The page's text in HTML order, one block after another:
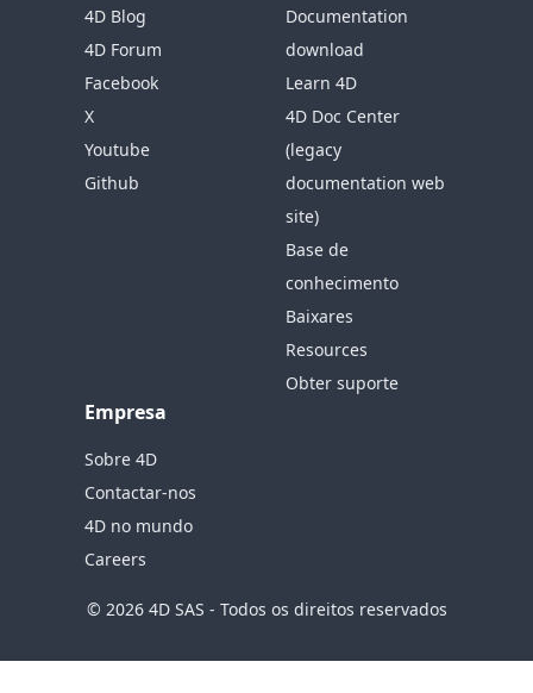
4D Blog
4D Forum
Facebook
X
Youtube
Github
Documentation
download
Learn 4D
4D Doc Center
(legacy
documentation web
site)
Base de
conhecimento
Baixares
Resources
Obter suporte
Empresa
Sobre 4D
Contactar-nos
4D no mundo
Careers
© 2026 4D SAS - Todos os direitos reservados